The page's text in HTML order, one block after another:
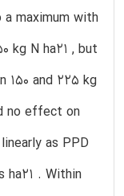
a maximum with
kg N ha21 , but
150 and 225 kg
no effect on
as PPD
ha21 . Within